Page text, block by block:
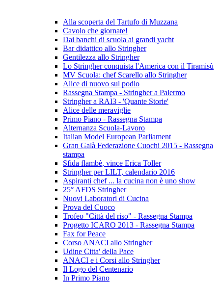
Alla scoperta del Tartufo di Muzzana
Cavolo che giornate!
Dai banchi di scuola ai grandi yacht
Bar didattico allo Stringher
Gentilezza allo Stringher
Lo Stringher conquista l'America con il Tiramisù
MV Scuola: chef Scarello allo Stringher
Alice di nuovo sul podio
Rassegna Stampa - Stringher a Palermo
Stringher a RAI3 - 'Quante Storie'
Alice delle meraviglie
Primo Piano - Rassegna Stampa
Alternanza Scuola-Lavoro
Italian Model European Parliament
Gran Galà Federazione Cuochi 2015 - Rassegna
stampa
Sfida flambè, vince Erica Toller
Stringher per LILT, calendario 2016
Aspiranti chef ... la cucina non è uno show
25° AFDS Stringher
Nuovi Laboratori di Cucina
Prova del Cuoco
Trofeo "Città del riso" - Rassegna Stampa
Progetto ICARO 2013 - Rassegna Stampa
Fax for Peace
Corso ANACI allo Stringher
Udine Citta' della Pace
ANACI e i Corsi allo Stringher
Il Logo del Centenario
In Primo Piano